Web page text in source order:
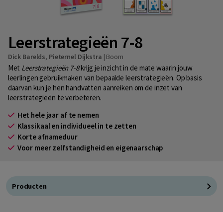
Leerstrategieën 7-8
Dick Barelds, Pieternel Dijkstra | Boom
Met Leerstrategieën 7-8krijg je inzicht in de mate waarin jouw
leerlingen gebruikmaken van bepaalde leerstrategieën. Op basis
daarvan kun je hen handvatten aanreiken om de inzet van
leerstrategieën te verbeteren.
Het hele jaar af te nemen
Klassikaal en individueel in te zetten
Korte afnameduur
Voor meer zelfstandigheid en eigenaarschap
Producten